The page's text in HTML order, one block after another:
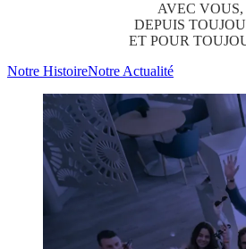
AVEC VOUS,
DEPUIS
ET POUR
Notre HistoireNotre Actualité